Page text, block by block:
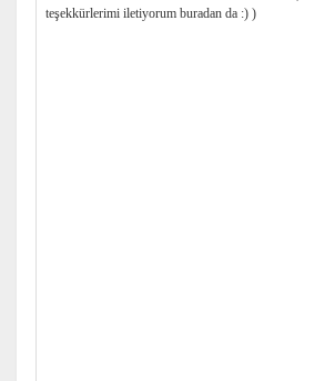
teşekkürlerimi iletiyorum buradan da :) )